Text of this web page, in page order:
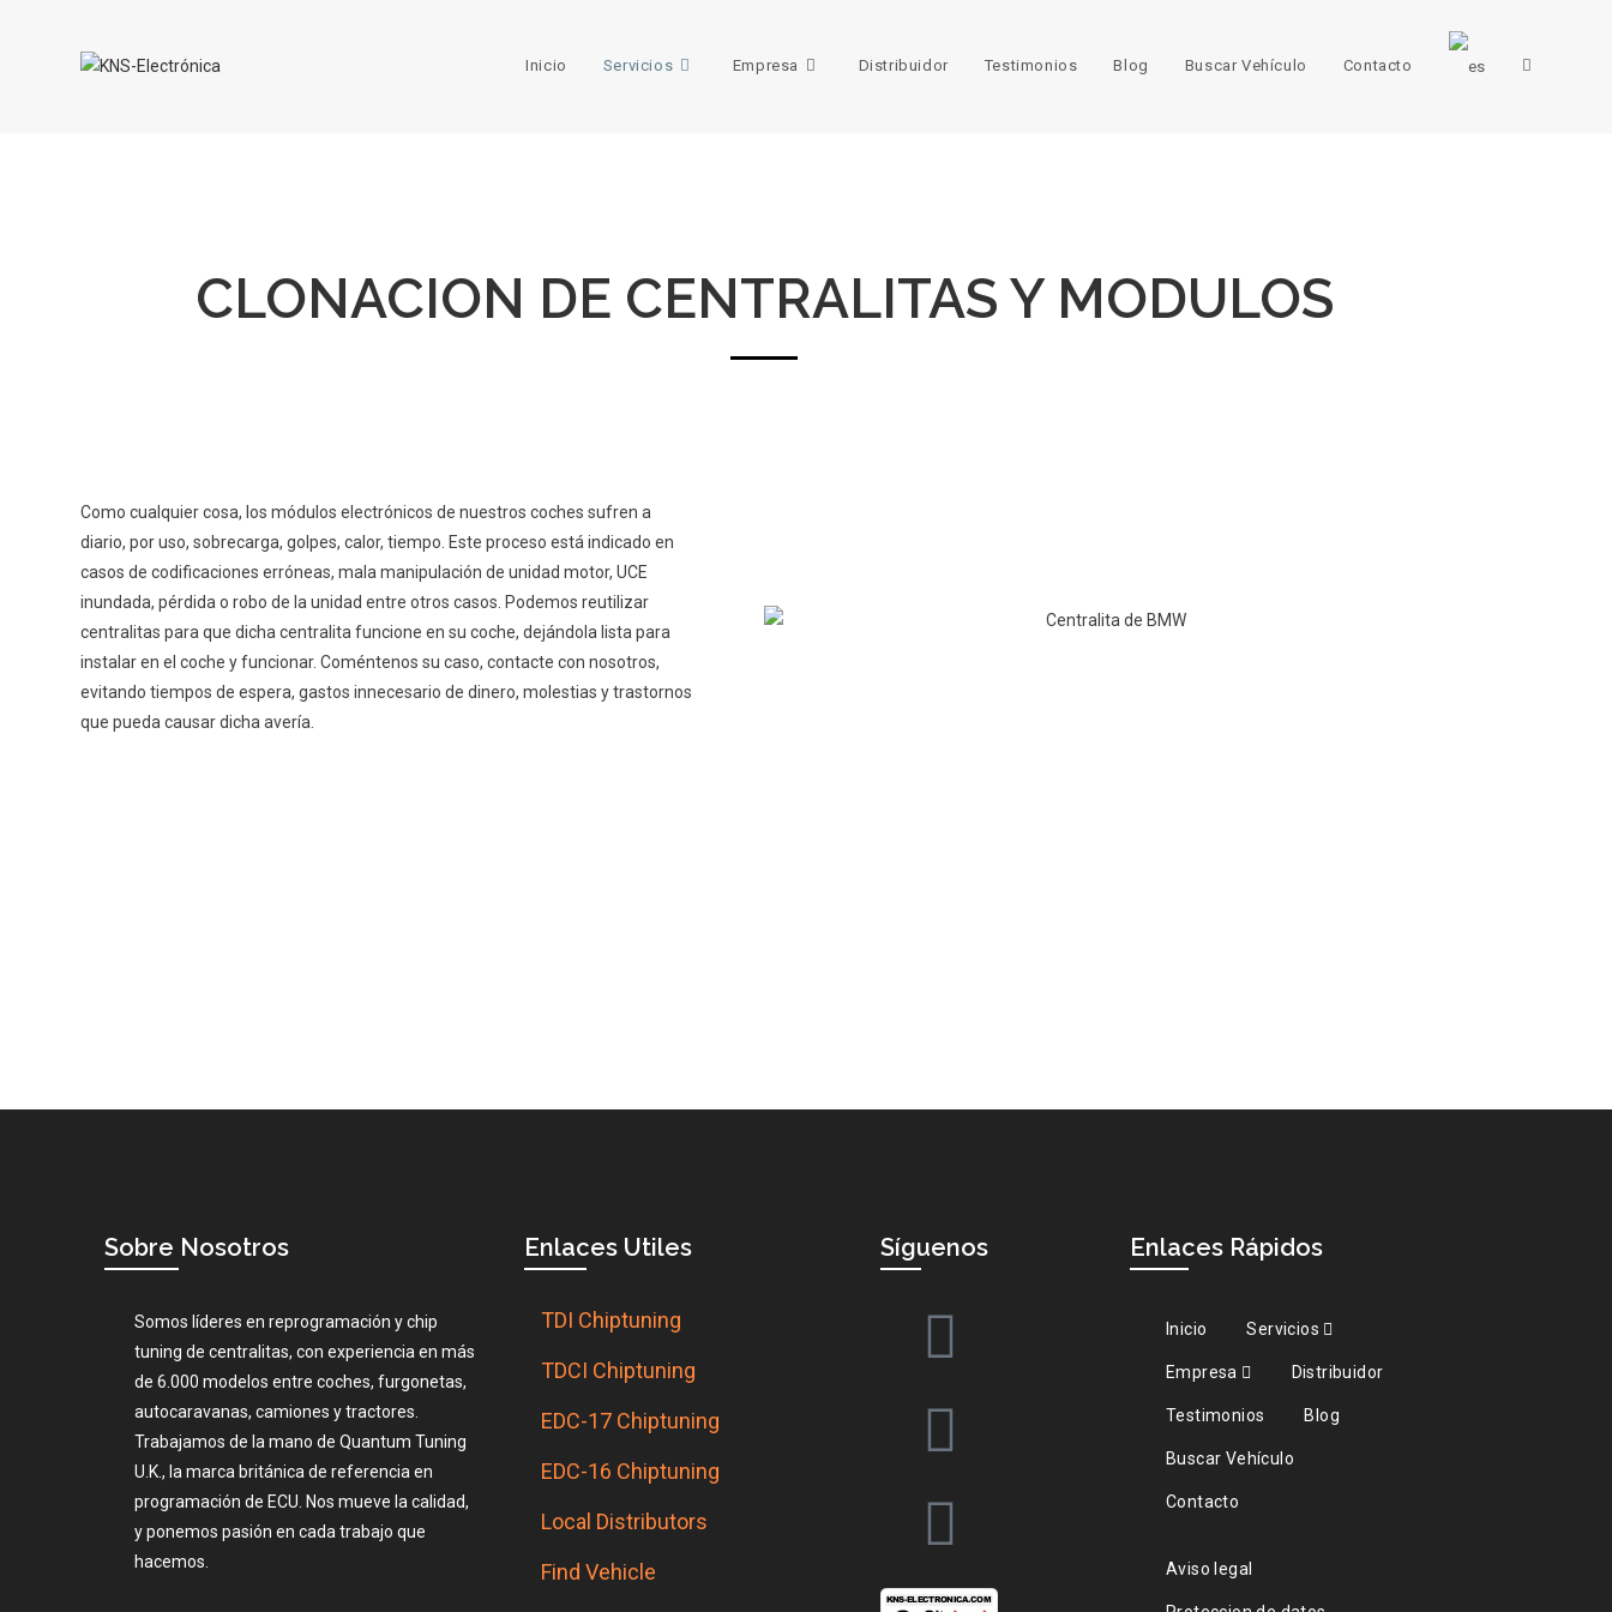
Inicio Servicios Empresa Distribuidor Testimonios Blog Buscar Vehículo Contacto
CLONACION DE CENTRALITAS Y MODULOS
Como cualquier cosa, los módulos electrónicos de nuestros coches sufren a
diario, por uso, sobrecarga, golpes, calor, tiempo. Este proceso está indicado en
casos de codificaciones erróneas, mala manipulación de unidad motor, UCE
inundada, pérdida o robo de la unidad entre otros casos. Podemos reutilizar
centralitas para que dicha centralita funcione en su coche, dejándola lista para
instalar en el coche y funcionar. Coméntenos su caso, contacte con nosotros,
evitando tiempos de espera, gastos innecesario de dinero, molestias y trastornos
que pueda causar dicha averí­a.
Sobre Nosotros
Somos líderes en reprogramación y chip
tuning de centralitas, con experiencia en más
de 6.000 modelos entre coches, furgonetas,
autocaravanas, camiones y tractores.
Trabajamos de la mano de Quantum Tuning
U.K., la marca británica de referencia en
programación de ECU. Nos mueve la calidad,
y ponemos pasión en cada trabajo que
hacemos.
Enlaces Utiles
TDI Chiptuning
TDCI Chiptuning
EDC-17 Chiptuning
EDC-16 Chiptuning
Local Distributors
Find Vehicle
Síguenos Enlaces Rápidos
Inicio Servicios
Empresa Distribuidor
Testimonios Blog
Buscar Vehículo
Contacto
Aviso legal